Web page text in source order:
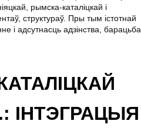
рымска-каталіцкай і
структураў. Пры тым істотнай
і адсутнасць адзінства, барацьба
ІНТЭГРАЦЫЯ